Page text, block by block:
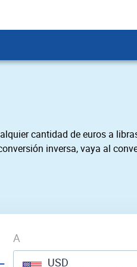
cantidad de euros a
inversa, vaya al
A
USD